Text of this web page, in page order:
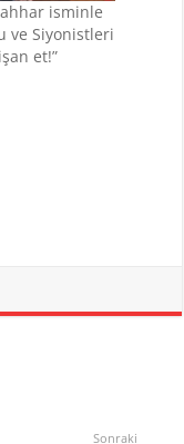
isminle
ve Siyonistleri
et!”
Sonraki